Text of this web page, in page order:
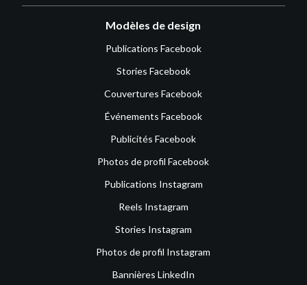
Modèles de design
Publications Facebook
Stories Facebook
Couvertures Facebook
Événements Facebook
Publicités Facebook
Photos de profil Facebook
Publications Instagram
Reels Instagram
Stories Instagram
Photos de profil Instagram
Bannières LinkedIn